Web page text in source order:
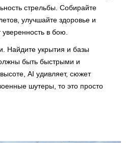
стрельбы. Собирайте
улучшайте здоровье и
в бою.
Найдите укрытия и базы
быть быстрыми и
AI удивляет, сюжет
шутеры, то это просто